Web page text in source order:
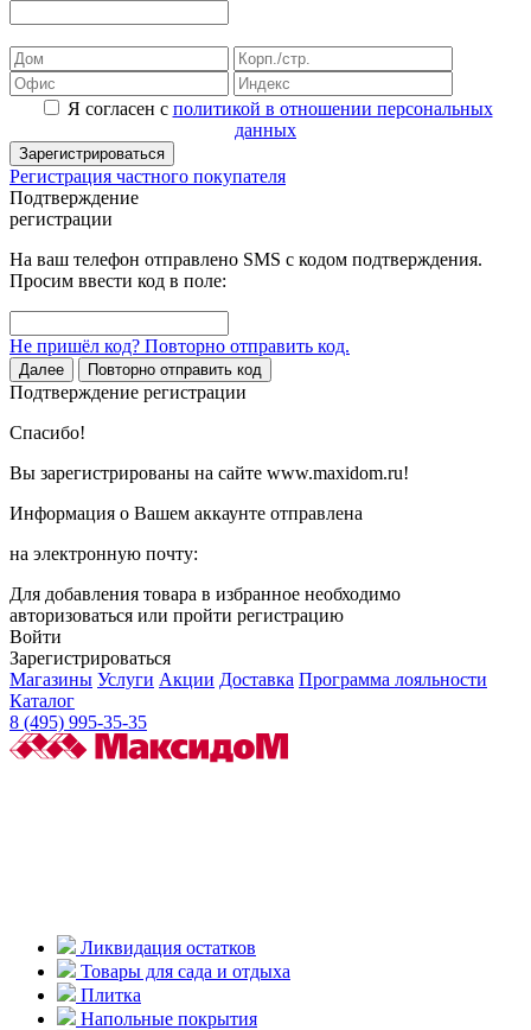
Я согласен с политикой в отношении персональных
данных
Зарегистрироваться
Регистрация частного покупателя
Подтверждение
регистрации
На ваш телефон отправлено SMS с кодом подтверждения.
Просим ввести код в поле:
Не пришёл код? Повторно отправить код.
Далее Повторно отправить код
Подтверждение регистрации
Спасибо!
Вы зарегистрированы на сайте www.maxidom.ru!
Информация о Вашем аккаунте отправлена
на электронную почту:
Для добавления товара в избранное необходимо
авторизоваться или пройти регистрацию
Войти
Зарегистрироваться
Магазины Услуги Акции Доставка Программа лояльности
Каталог
8 (495) 995-35-35
Ликвидация остатков
Товары для сада и отдыха
Плитка
Напольные покрытия